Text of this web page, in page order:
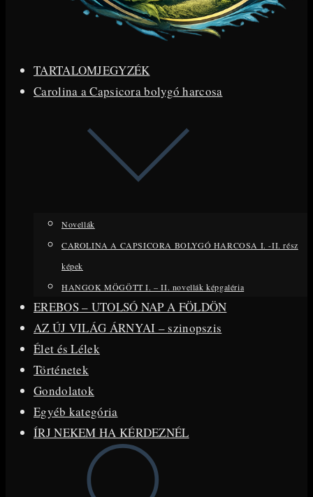
TARTALOMJEGYZÉK
Carolina a Capsicora bolygó harcosa
Novellák
CAROLINA A CAPSICORA BOLYGÓ HARCOSA I. -II. rész
képek
HANGOK MÖGÖTT I. – II. novellák képgaléria
EREBOS – UTOLSÓ NAP A FÖLDÖN
AZ ÚJ VILÁG ÁRNYAI – szinopszis
Élet és Lélek
Történetek
Gondolatok
Egyéb kategória
ÍRJ NEKEM HA KÉRDEZNÉL